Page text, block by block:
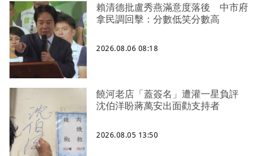
賴清德批盧秀燕滿意度落後 中市府
拿民調回擊：分數低笑分數高
2026.08.06 08:18
饒河老店「蓋簽名」遭灌一星負評
沈伯洋盼蔣萬安出面勸支持者
2026.08.05 13:50